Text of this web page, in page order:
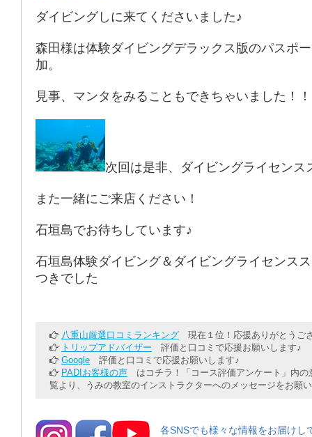
ダイビングしに来てくださいました♪
森田様は体験ダイビングデラックス版のパスポ
加。
見事、マンタをみることもできちゃいました！
次回は是非、ダイビングライセンス
また一緒にご来店ください！
石垣島でお待ちしています♪
石垣島体験ダイビング＆ダイビングライセンス
つきでした
八重山厳選口コミランキング 現在１位！応援ありがとうご
トリップアドバイザー 評価と口コミで応援お願いします♪
Google 評価と口コミで応援お願いします♪
PADIお客様の声 はコチラ！「コース評価アンケート」内の
覧より、うみの教室のインストラクターへのメッセージをお願
各SNSでも様々な情報をお届けし